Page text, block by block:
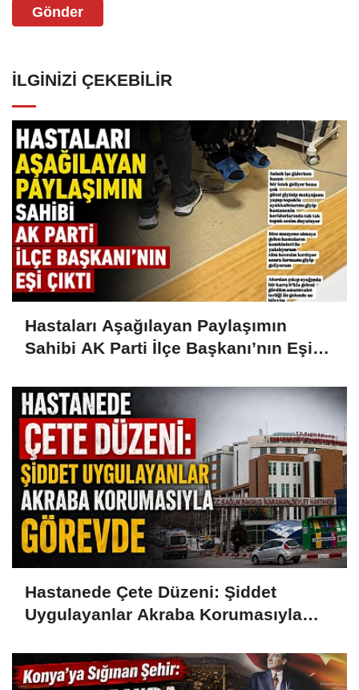
Gönder
İLGINIZI ÇEKEBILIR
Hastaları Aşağılayan Paylaşımın
Sahibi AK Parti İlçe Başkanı’nın Eşi
Hastanede Çete Düzeni: Şiddet
Uygulayanlar Akraba Korumasıyla